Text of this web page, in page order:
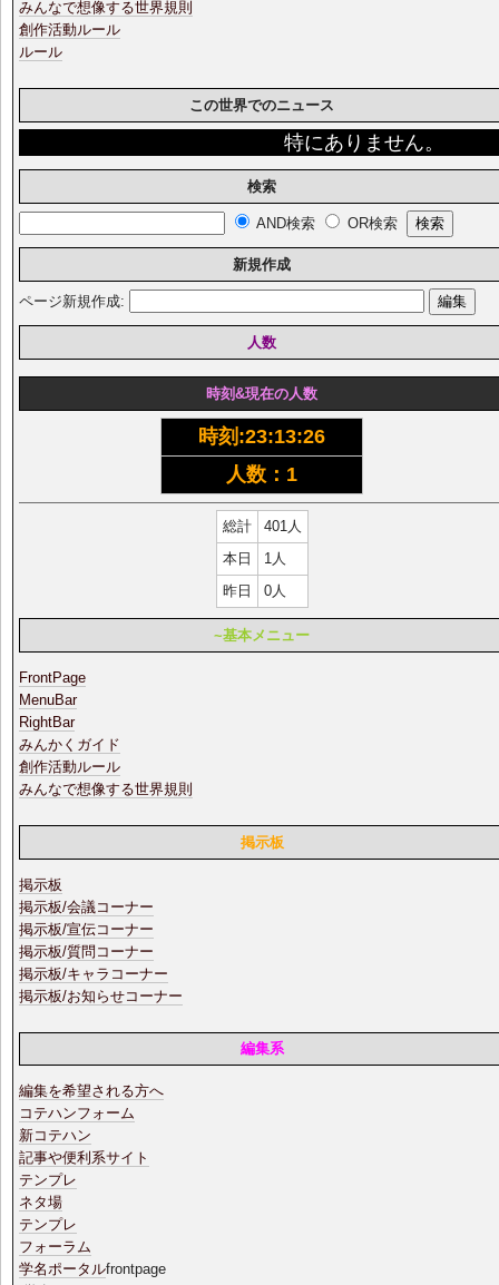
みんなで想像する世界規則
創作活動ルール
ルール
この世界でのニュース
特にありません。
検索
AND検索 OR検索
新規作成
ページ新規作成:
人数
時刻&現在の人数
時刻:23:13:26
人数：1
総計
401人
本日
1人
昨日
0人
~基本メニュー
FrontPage
MenuBar
RightBar
みんかくガイド
創作活動ルール
みんなで想像する世界規則
掲示板
掲示板
掲示板/会議コーナー
掲示板/宣伝コーナー
掲示板/質問コーナー
掲示板/キャラコーナー
掲示板/お知らせコーナー
編集系
編集を希望される方へ
コテハンフォーム
新コテハン
記事や便利系サイト
テンプレ
ネタ場
テンプレ
フォーラム
学名ポータルfrontpage